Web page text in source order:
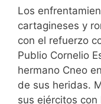
Los
cartagineses y
con el refuerzo
Publio Cornelio
hermano Cneo
de sus heridas.
sus ejércitos